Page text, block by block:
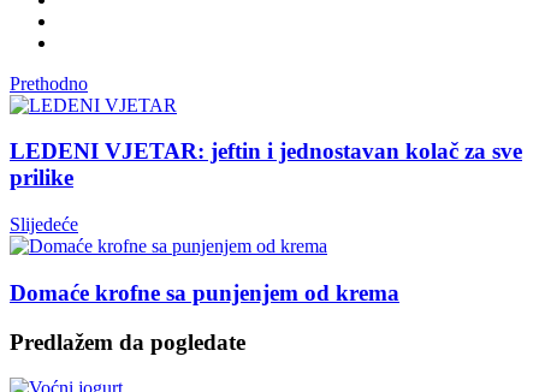
Prethodno
LEDENI VJETAR: jeftin i jednostavan kolač za sve
prilike
Slijedeće
Domaće krofne sa punjenjem od krema
Predlažem da pogledate